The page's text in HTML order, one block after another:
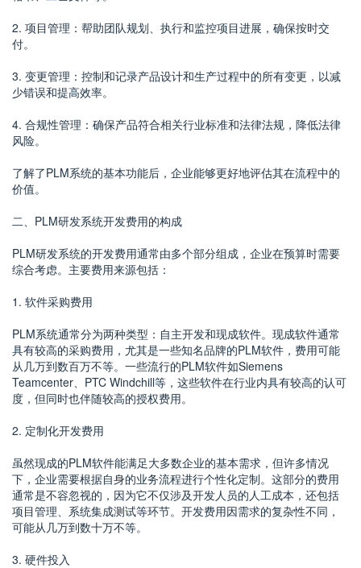
2. 项目管理：帮助团队规划、执行和监控项目进展，确保按时交
付。
3. 变更管理：控制和记录产品设计和生产过程中的所有变更，以减
少错误和提高效率。
4. 合规性管理：确保产品符合相关行业标准和法律法规，降低法律
风险。
了解了PLM系统的基本功能后，企业能够更好地评估其在流程中的
价值。
二、PLM研发系统开发费用的构成
PLM研发系统的开发费用通常由多个部分组成，企业在预算时需要
综合考虑。主要费用来源包括：
1. 软件采购费用
PLM系统通常分为两种类型：自主开发和现成软件。现成软件通常
具有较高的采购费用，尤其是一些知名品牌的PLM软件，费用可能
从几万到数百万不等。一些流行的PLM软件如Siemens
Teamcenter、PTC Windchill等，这些软件在行业内具有较高的认可
度，但同时也伴随较高的授权费用。
2. 定制化开发费用
虽然现成的PLM软件能满足大多数企业的基本需求，但许多情况
下，企业需要根据自身的业务流程进行个性化定制。这部分的费用
通常是不容忽视的，因为它不仅涉及开发人员的人工成本，还包括
项目管理、系统集成测试等环节。开发费用因需求的复杂性不同，
可能从几万到数十万不等。
3. 硬件投入